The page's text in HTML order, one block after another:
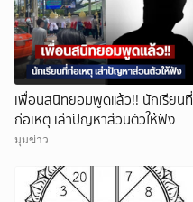
เพื่อนสนิทยอมพูดแล้ว!! นักเรียนที่
ก่อเหตุ เล่าปัญหาส่วนตัวให้ฟัง
มุมข่าว